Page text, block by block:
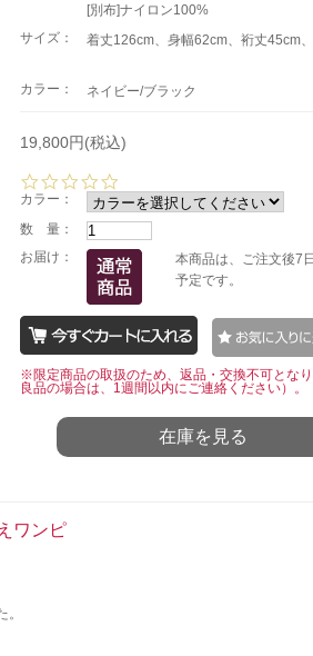
[別布]ナイロン100%
サイズ：
着丈126cm、身幅62cm、裄丈45cm
カラー： ネイビー/ブラック
19,800円(税込)
0
s
t
a
r
r
a
t
i
n
g
カラー：
数 量：
お届け：
本商品は、ご注文後7
予定です。
※限定商品の取扱のため、返品・交換不可とな
良品の場合は、1週間以内にご連絡ください）。
在庫を見る
ワンピ